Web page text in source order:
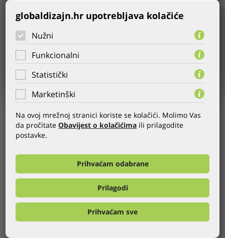
USER:ZIK CERT
YEAR:16.04.2007.
CATEGORY:
Globaldizajn created a new website for the needs of ZIK CERT
and representation of their certification services, various
systems of quality management, environmental and food
safety.
GLOBALDIZAJN REFERENCES
globaldizajn.hr upotrebljava kolačiće
Nužni
Funkcionalni
Statistički
Marketinški
Na ovoj mrežnoj stranici koriste se kolačići. Molimo Vas
da pročitateObavijest o kolačićima ili prilagodite
postavke.
Prihvaćam odabrane
Prilagodi
Prihvaćam sve